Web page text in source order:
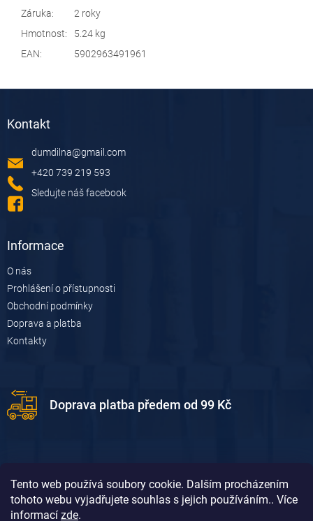
Tento web používá soubory cookie. Dalším procházením
tohoto webu vyjadřujete souhlas s jejich používáním.. Více
informací zde.
Záruka:
2 roky
Hmotnost:
5.24 kg
EAN: 5902963491961
Kontakt
dumdilna@gmail.com
+420 739 219 593
Sledujte náš facebook
Informace
O nás
Prohlášení o přístupnosti
Obchodní podmínky
Doprava a platba
Kontakty
Doprava platba předem od 99 Kč
Doprava platba dobírkou od 119 Kč